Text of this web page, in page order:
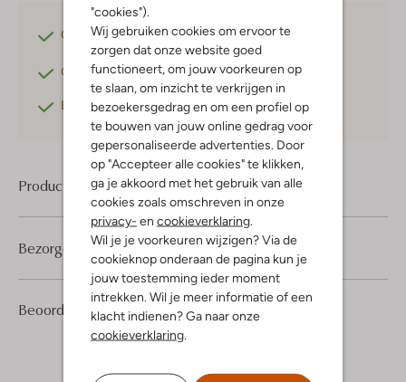
"cookies").
Wij gebruiken cookies om ervoor te
zorgen dat onze website goed
functioneert, om jouw voorkeuren op
te slaan, om inzicht te verkrijgen in
bezoekersgedrag en om een profiel op
te bouwen van jouw online gedrag voor
gepersonaliseerde advertenties. Door
op "Accepteer alle cookies" te klikken,
ga je akkoord met het gebruik van alle
cookies zoals omschreven in onze
privacy- en cookieverklaring
Wil je je voorkeuren wijzigen? Via de
cookieknop onderaan de pagina kun je
jouw toestemming ieder moment
intrekken. Wil je meer informatie of een
klacht indienen? Ga naar onze
cookieverklaring
Gratis verzendingvanaf €75,-
Gratis retournerenbinnen 30 dagen*
Betaal achterafmet Klarna
Product informatie
Beoordelingen (2) 3
2
3
Sterren
Bezorgen & retourneren